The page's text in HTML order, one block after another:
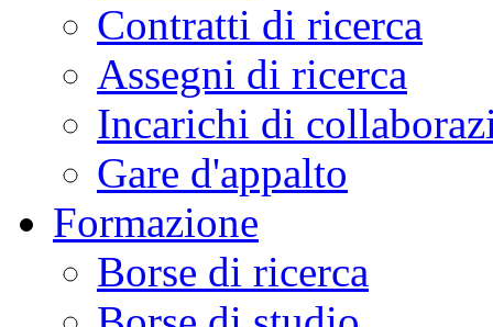
Contratti di ricerca
Assegni di ricerca
Incarichi di
Gare d'appalto
Formazione
Borse di ricerca